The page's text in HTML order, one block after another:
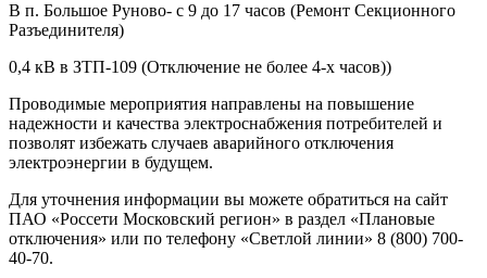
В п. Большое Руново- с 9 до 17 часов (Ремонт Секционного
Разъединителя)
0,4 кВ в ЗТП-109 (Отключение не более 4-х часов))
Проводимые мероприятия направлены на повышение
надежности и качества электроснабжения потребителей и
позволят избежать случаев аварийного отключения
электроэнергии в будущем.
Для уточнения информации вы можете обратиться на сайт
ПАО «Россети Московский регион» в раздел «Плановые
отключения» или по телефону «Светлой линии» 8 (800) 700-
40-70.